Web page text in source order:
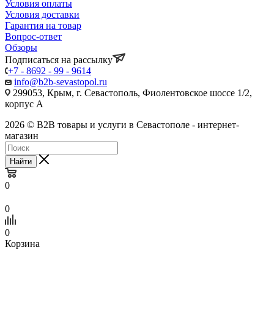
Условия оплаты
Условия доставки
Гарантия на товар
Вопрос-ответ
Обзоры
Подписаться на рассылку
+7 - 8692 - 99 - 9614
info@b2b-sevastopol.ru
299053, Крым, г. Севастополь, Фиолентовское шоссе 1/2,
корпус А
2026 © B2B товары и услуги в Севастополе - интернет-
магазин
Найти
0
0
0
Корзина